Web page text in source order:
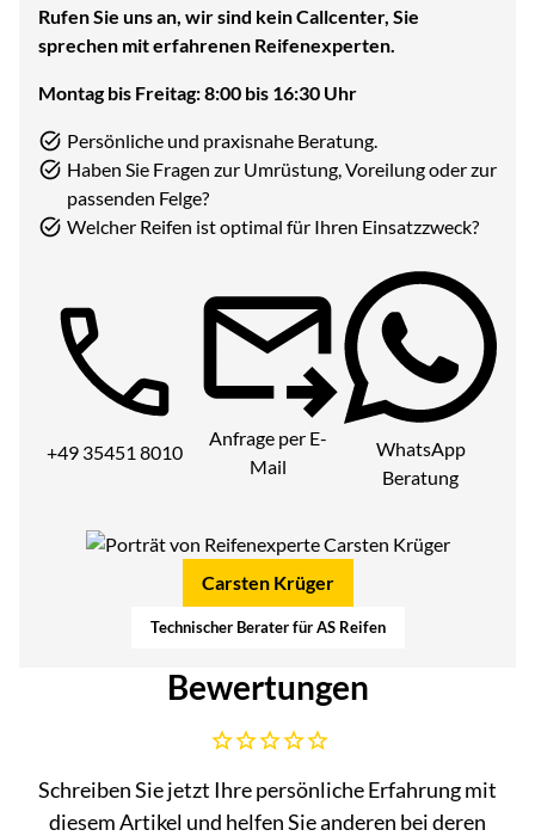
Rufen Sie uns an, wir sind kein Callcenter, Sie
sprechen mit erfahrenen Reifenexperten.
Montag bis Freitag: 8:00 bis 16:30 Uhr
Persönliche und praxisnahe Beratung.
Haben Sie Fragen zur Umrüstung, Voreilung oder zur
passenden Felge?
Welcher Reifen ist optimal für Ihren Einsatzzweck?
Telefon:
+49 35451 8010
Anfrage per E-
Mail
WhatsApp
Beratung
Carsten Krüger
Technischer Berater für AS Reifen
Bewertungen
Noch keine Bewertungen abgegeben
Schreiben Sie jetzt Ihre persönliche Erfahrung mit
diesem Artikel und helfen Sie anderen bei deren